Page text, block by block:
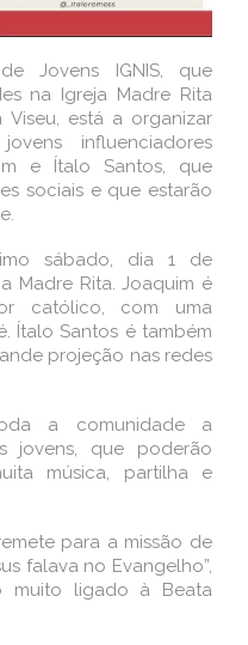
Jovens IGNIS, que
na Igreja Madre Rita
Viseu, está a organizar
influenciadores
e Ítalo Santos, que
sociais e que estarão
sábado, dia 1 de
Madre Rita. Joaquim é
católico, com uma
Ítalo Santos é também
projeção nas redes
a comunidade a
jovens, que poderão
música, partilha e
para a missão de
falava no Evangelho”,
muito ligado à Beata